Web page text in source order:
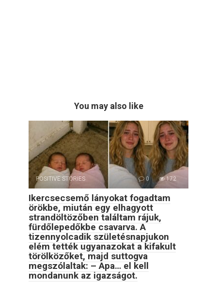
You may also like
POSITIVE STORIES 0 172
Ikercsecsemő lányokat fogadtam
örökbe, miután egy elhagyott
strandöltözőben találtam rájuk,
fürdőlepedőkbe csavarva. A
tizennyolcadik születésnapjukon
elém tették ugyanazokat a kifakult
törölközőket, majd suttogva
megszólaltak: – Apa… el kell
mondanunk az igazságot.